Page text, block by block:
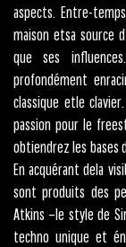
aspects. Entre-
maison etsa source
que ses
profondément
classique etle
passion pour le
obtiendrez les bases
En acquérant dela
sont produits des
Atkins –le style de
techno unique et